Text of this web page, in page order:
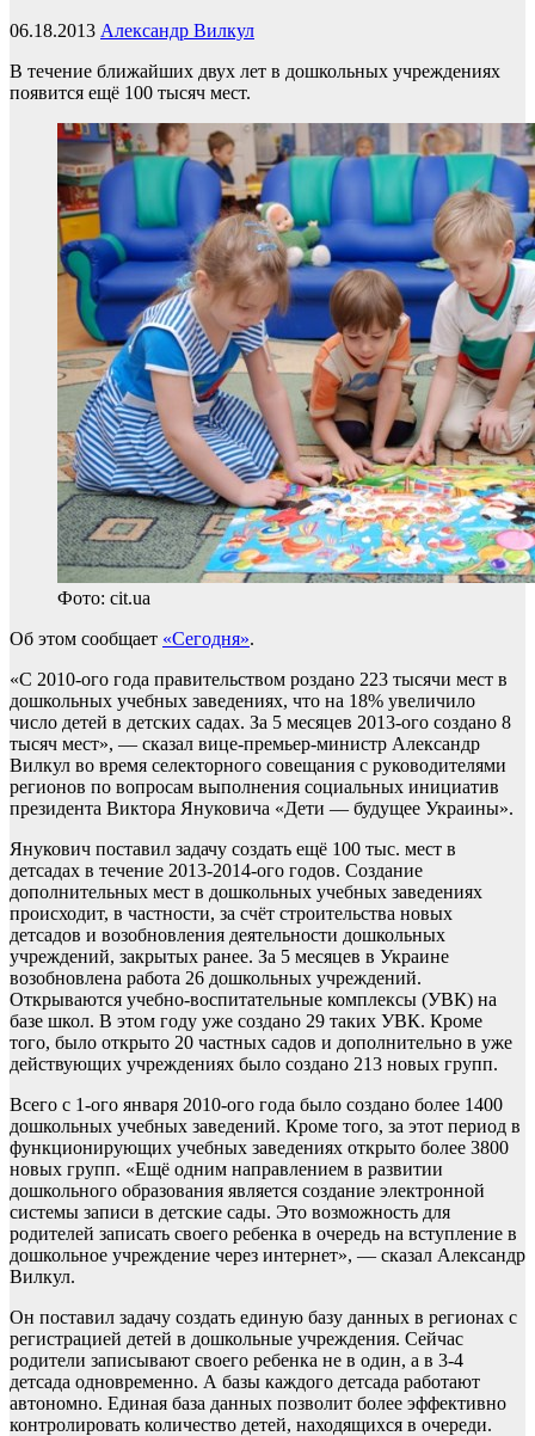
06.18.2013 Александр Вилкул
В течение ближайших двух лет в дошкольных учреждениях
появится ещё 100 тысяч мест.
Фото: cit.ua
Об этом сообщает «Сегодня».
«С 2010-ого года правительством роздано 223 тысячи мест в
дошкольных учебных заведениях, что на 18% увеличило
число детей в детских садах. За 5 месяцев 2013-ого создано 8
тысяч мест», — сказал вице-премьер-министр Александр
Вилкул во время селекторного совещания с руководителями
регионов по вопросам выполнения социальных инициатив
президента Виктора Януковича «Дети — будущее Украины».
Янукович поставил задачу создать ещё 100 тыс. мест в
детсадах в течение 2013-2014-ого годов. Создание
дополнительных мест в дошкольных учебных заведениях
происходит, в частности, за счёт строительства новых
детсадов и возобновления деятельности дошкольных
учреждений, закрытых ранее. За 5 месяцев в Украине
возобновлена работа 26 дошкольных учреждений.
Открываются учебно-воспитательные комплексы (УВК) на
базе школ. В этом году уже создано 29 таких УВК. Кроме
того, было открыто 20 частных садов и дополнительно в уже
действующих учреждениях было создано 213 новых групп.
Всего с 1-ого января 2010-ого года было создано более 1400
дошкольных учебных заведений. Кроме того, за этот период в
функционирующих учебных заведениях открыто более 3800
новых групп. «Ещё одним направлением в развитии
дошкольного образования является создание электронной
системы записи в детские сады. Это возможность для
родителей записать своего ребенка в очередь на вступление в
дошкольное учреждение через интернет», — сказал Александр
Вилкул.
Он поставил задачу создать единую базу данных в регионах с
регистрацией детей в дошкольные учреждения. Сейчас
родители записывают своего ребенка не в один, а в 3-4
детсада одновременно. А базы каждого детсада работают
автономно. Единая база данных позволит более эффективно
контролировать количество детей, находящихся в очереди.